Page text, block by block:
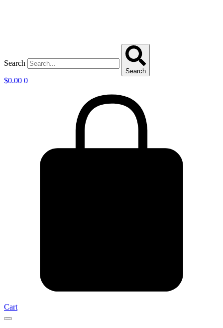
Search
Search
$0.00 0
Cart